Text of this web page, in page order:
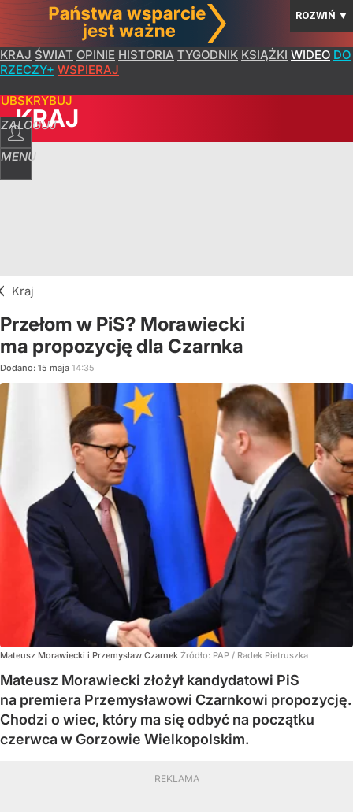
ROZWIŃ ▼
KRAJ ŚWIAT OPINIE HISTORIA TYGODNIK KSIĄŻKI WIDEO DO
RZECZY+ WSPIERAJ
ZALOGUJ
MENU
KRAJ
Kraj
Przełom w PiS? Morawiecki
ma propozycję dla Czarnka
Dodano: 15 maja 14:35
Mateusz Morawiecki i Przemysław Czarnek Źródło: PAP / Radek Pietruszka
Mateusz Morawiecki złożył kandydatowi PiS
na premiera Przemysławowi Czarnkowi propozycję.
Chodzi o wiec, który ma się odbyć na początku
czerwca w Gorzowie Wielkopolskim.